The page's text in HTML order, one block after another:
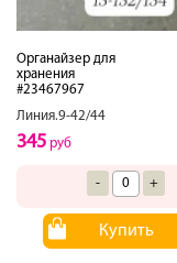
Органайзер для
хранения
#23467967
Линия.9-42/44
345 руб
- +
Купить